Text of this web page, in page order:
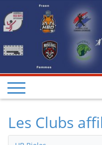
Previous
Les Clubs